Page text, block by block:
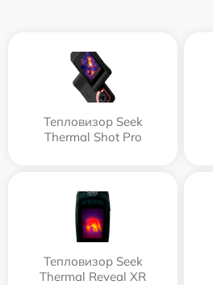
Тепловизор Seek
Thermal Shot Pro
Тепловизор Seek
Thermal Reveal XR